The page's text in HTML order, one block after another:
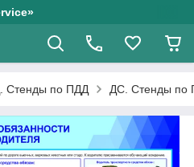
Стенды по ПДД ДС. Стенды по